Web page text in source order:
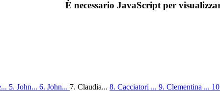
È necessario JavaScript per
5. John... 6. John... 7. Claudia... 8. Cacciatori ... 9. Clementina ...